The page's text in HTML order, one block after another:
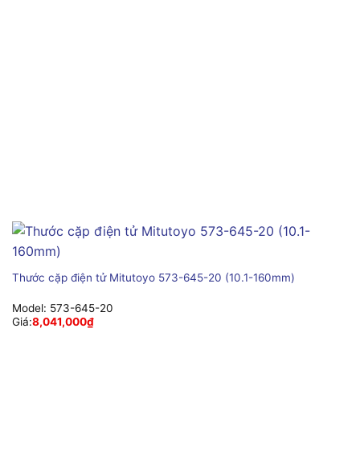
Thước cặp điện tử Mitutoyo 573-645-20 (10.1-160mm)
Model: 573-645-20
Giá:8,041,000₫